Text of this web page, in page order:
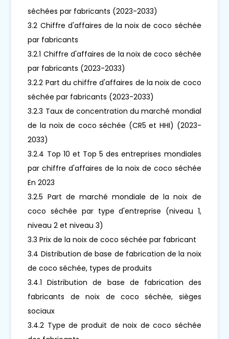
séchées par fabricants (2023-2033)
3.2 Chiffre d'affaires de la noix de coco séchée
par fabricants
3.2.1 Chiffre d'affaires de la noix de coco séchée
par fabricants (2023-2033)
3.2.2 Part du chiffre d'affaires de la noix de coco
séchée par fabricants (2023-2033)
3.2.3 Taux de concentration du marché mondial
de la noix de coco séchée (CR5 et HHI) (2023-
2033)
3.2.4 Top 10 et Top 5 des entreprises mondiales
par chiffre d'affaires de la noix de coco séchée
En 2023
3.2.5 Part de marché mondiale de la noix de
coco séchée par type d'entreprise (niveau 1,
niveau 2 et niveau 3)
3.3 Prix de la noix de coco séchée par fabricant
3.4 Distribution de base de fabrication de la noix
de coco séchée, types de produits
3.4.1 Distribution de base de fabrication des
fabricants de noix de coco séchée, sièges
sociaux
3.4.2 Type de produit de noix de coco séchée